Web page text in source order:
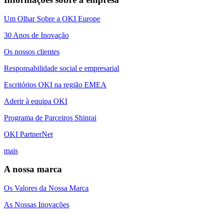
Um Olhar Sobre a OKI Europe
30 Anos de Inovação
Os nossos clientes
Responsabilidade social e empresarial
Escritórios OKI na região EMEA
Aderir à equipa OKI
Programa de Parceiros Shinrai
OKI PartnerNet
mais
A nossa marca
Os Valores da Nossa Marca
As Nossas Inovações